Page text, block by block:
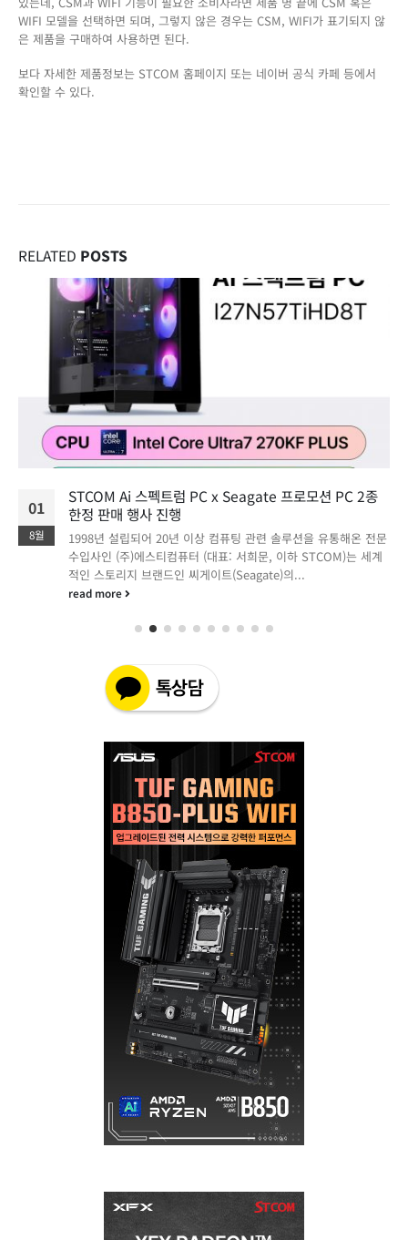
WIFI 모델을 선택하면 되며, 그렇지 않은 경우는 CSM, WIFI가 표기되지 않
은 제품을 구매하여 사용하면 된다.
보다 자세한 제품정보는 STCOM 홈페이지 또는 네이버 공식 카페 등에서
확인할 수 있다.
RELATED POSTS
01
8월
STCOM Ai 스펙트럼 PC x Seagate 프로모션 PC 2종
한정 판매 행사 진행
1998년 설립되어 20년 이상 컴퓨팅 관련 솔루션을 유통해온 전문
수입사인 (주)에스티컴퓨터 (대표: 서희문, 이하 STCOM)는 세계
적인 스토리지 브랜드인 씨게이트(Seagate)의...
read more